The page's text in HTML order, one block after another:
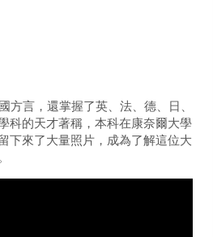
言，還掌握了英、法、德、日、
科的天才著稱，本科在康奈爾大學
下來了大量照片，成為了解這位大